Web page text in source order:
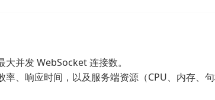
并发 WebSocket 连接数。
、响应时间，以及服务端资源（CPU、内存、句